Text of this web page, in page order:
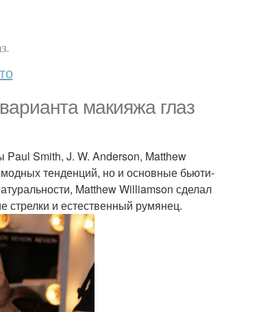
макияжа глаз
Smith, J. W. Anderson, Matthew
тенденций, но и основные бьюти-
Matthew Williamson сделал
стрелки и естественный румянец.